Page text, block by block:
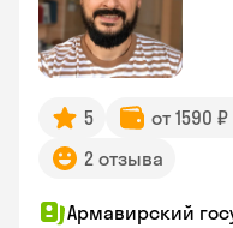
5 от 1590
2 отзыва
Армавирский